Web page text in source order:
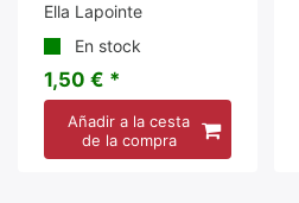
Ella Lapointe
En stock
1,50 € *
Añadir a la cesta
de la compra